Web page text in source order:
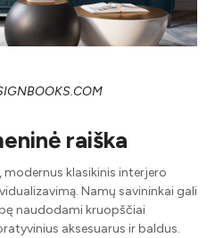
raiška
klasikinis interjero
Namų savininkai gali
naudodami kruopščiai
aksesuarus ir baldus.